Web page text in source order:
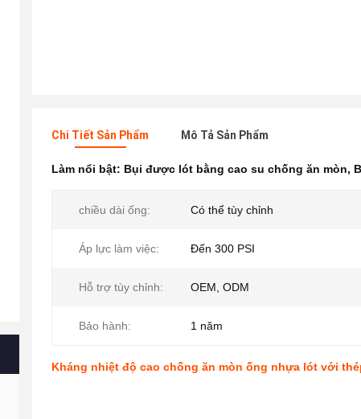
Chi Tiết Sản Phẩm Mô Tả Sản Phẩm
Làm nổi bật: Bụi được lót bằng cao su chống ăn mòn,
chiều dài ống: Có thể tùy chỉnh
Áp lực làm việc: Đến 300 PSI
Hỗ trợ tùy chỉnh: OEM, ODM
Bảo hành: 1 năm
Kháng nhiệt độ cao chống ăn mòn ống nhựa lót với